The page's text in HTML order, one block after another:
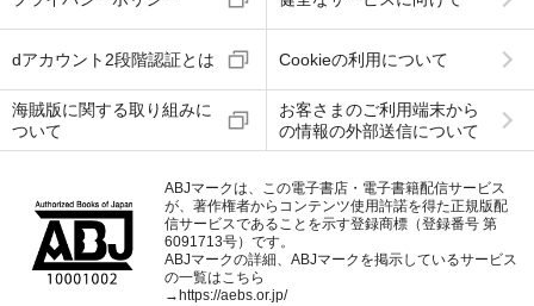
dアカウント2段階認証とは Cookieの利用について
海賊版に関する取り組みに
ついて
お客さまのご利用端末から
の情報の外部送信について
ABJマークは、この電子書店・電子書籍配信サービス
が、著作権者からコンテンツ使用許諾を得た正規版配
信サービスであることを示す登録商標（登録番号 第
6091713号）です。
ABJマークの詳細、ABJマークを掲示しているサービス
の一覧はこちら
→ https://aebs.or.jp/